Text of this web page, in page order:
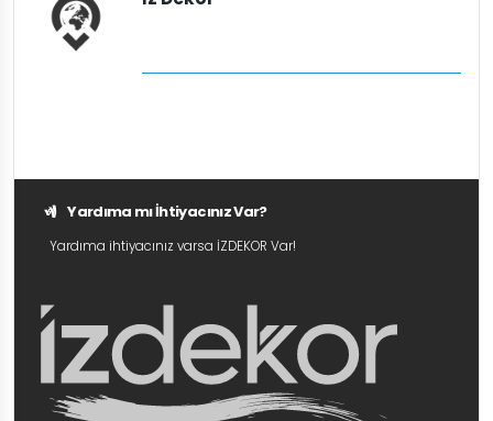
Yardıma mı İhtiyacınız Var?
Yardıma ihtiyacınız varsa İZDEKOR Var!